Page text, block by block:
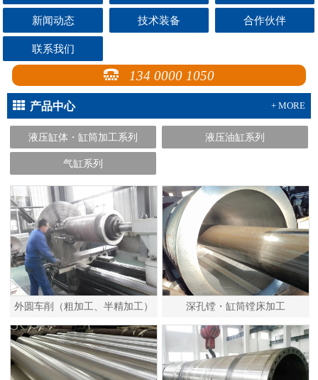
新闻动态 技术装备 合作伙伴
联系我们
134 0000 1050
产品中心 + MORE
液压缸体・缸筒加工系列 液压油缸系列
气缸系列
外圆车削（粗加工、半精加工） 深孔镗・缸筒镗床加工